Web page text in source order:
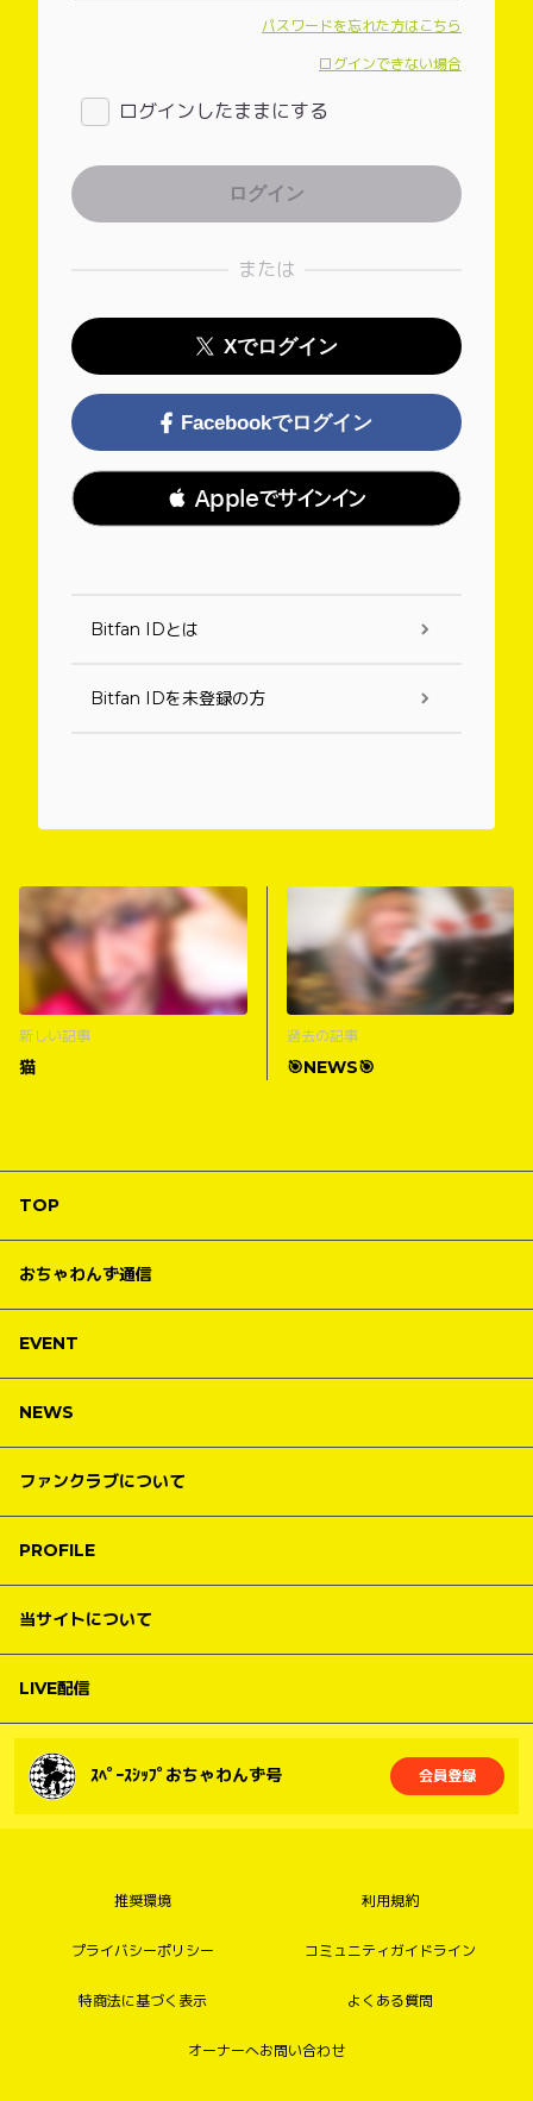
パスワードを忘れた方はこちら
ログインできない場合
ログインしたままにする
または
Xでログイン
Facebookでログイン
 Appleでサインイン
Bitfan IDとは
Bitfan IDを未登録の方
新しい記事
猫
過去の記事
🎯NEWS🎯
TOP
おちゃわんず通信
EVENT
NEWS
ファンクラブについて
PROFILE
当サイトについて
LIVE配信
ｽﾍﾟｰｽｼｯﾌﾟおちゃわんず号 会員登録
推奨環境 利用規約
プライバシーポリシー コミュニティガイドライン
特商法に基づく表示 よくある質問
オーナーへお問い合わせ